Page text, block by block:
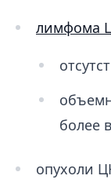
лимфома
более
опухоли